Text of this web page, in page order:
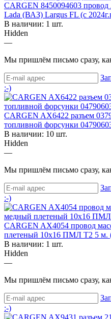
CARGEN 8450094603
Lada (ВАЗ) Largus FL (с
В наличии: 1 шт.
Hidden
—
Мы пришлём письмо сразу,
:-)
CARGEN AX6422 разъем
топливной форсунки
В наличии: 10 шт.
Hidden
—
Мы пришлём письмо сразу,
:-)
CARGEN AX4054 провод
плетеный 10х16 ПМЛ Т2 5 м.
В наличии: 1 шт.
Hidden
—
Мы пришлём письмо сразу,
:-)